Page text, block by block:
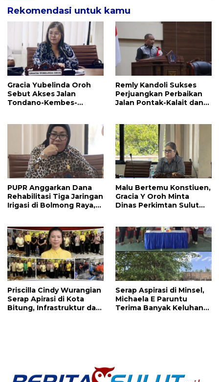
Rekomendasi untuk kamu
Gracia Yubelinda Oroh
Sebut Akses Jalan
Tondano-Kembes-
Remly Kandoli Sukses
Perjuangkan Perbaikan
Jalan Pontak-Kalait dan
PUPR Anggarkan Dana
Rehabilitasi Tiga Jaringan
Irigasi di Bolmong Raya,
Malu Bertemu Konstiuen,
Gracia Y Oroh Minta
Dinas Perkimtan Sulut
Jalan di Tandengan I
Priscilla Cindy Wurangian
Serap Apirasi di Kota
Bitung, Infrastruktur dan
Serap Aspirasi di Minsel,
Michaela E Paruntu
Terima Banyak Keluhan